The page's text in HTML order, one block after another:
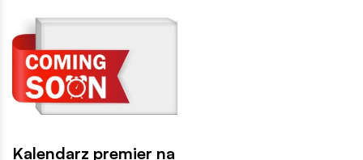
Kalendarz premier na